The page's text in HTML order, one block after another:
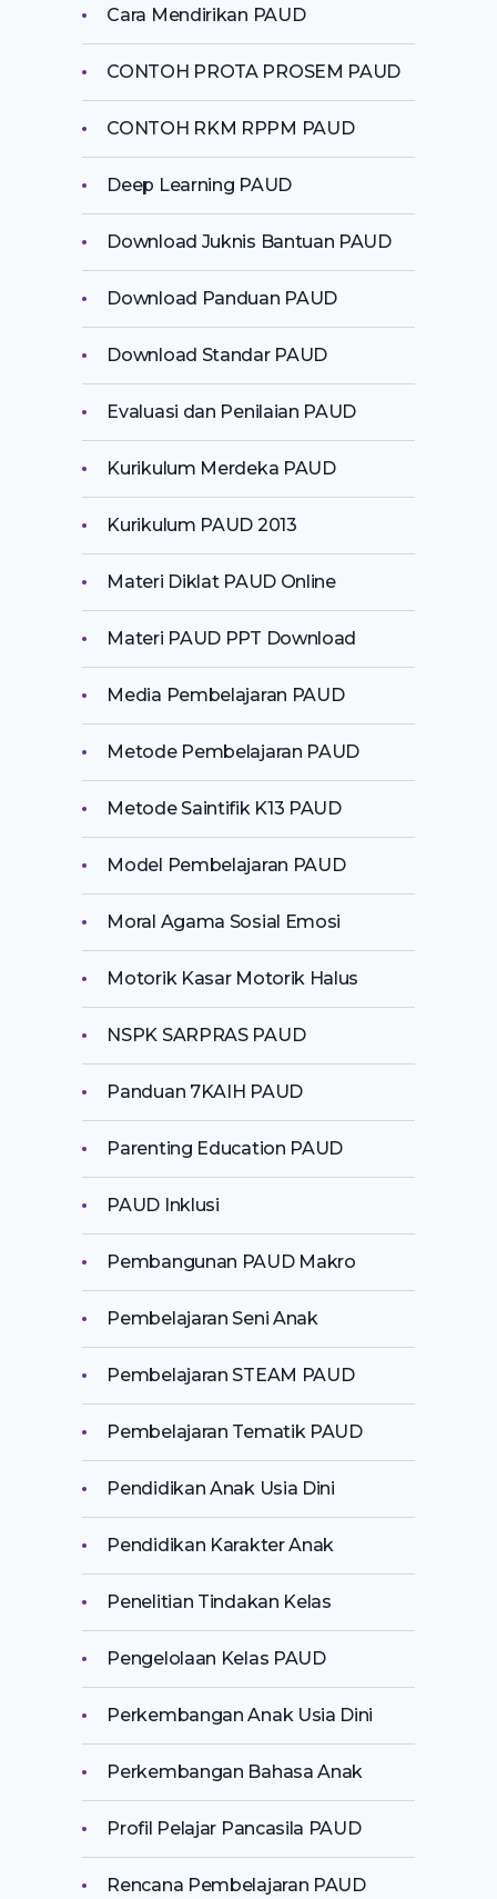
Cara Mendirikan PAUD
CONTOH PROTA PROSEM PAUD
CONTOH RKM RPPM PAUD
Deep Learning PAUD
Download Juknis Bantuan PAUD
Download Panduan PAUD
Download Standar PAUD
Evaluasi dan Penilaian PAUD
Kurikulum Merdeka PAUD
Kurikulum PAUD 2013
Materi Diklat PAUD Online
Materi PAUD PPT Download
Media Pembelajaran PAUD
Metode Pembelajaran PAUD
Metode Saintifik K13 PAUD
Model Pembelajaran PAUD
Moral Agama Sosial Emosi
Motorik Kasar Motorik Halus
NSPK SARPRAS PAUD
Panduan 7KAIH PAUD
Parenting Education PAUD
PAUD Inklusi
Pembangunan PAUD Makro
Pembelajaran Seni Anak
Pembelajaran STEAM PAUD
Pembelajaran Tematik PAUD
Pendidikan Anak Usia Dini
Pendidikan Karakter Anak
Penelitian Tindakan Kelas
Pengelolaan Kelas PAUD
Perkembangan Anak Usia Dini
Perkembangan Bahasa Anak
Profil Pelajar Pancasila PAUD
Rencana Pembelajaran PAUD